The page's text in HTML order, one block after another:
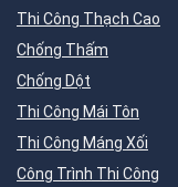
Thi Công Thạch Cao
Chống Thấm
Chống Dột
Thi Công Mái Tôn
Thi Công Máng Xối
Công Trình Thi Công